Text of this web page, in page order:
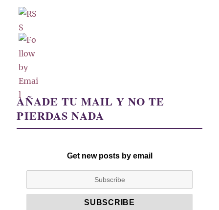
AÑADE TU MAIL Y NO TE
PIERDAS NADA
Get new posts by email